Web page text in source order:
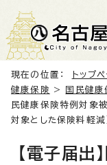
現在の位置： トップ
健康保険
> 国民健康
民健康保険特例対象
対象とした保険料軽減
【電子届出